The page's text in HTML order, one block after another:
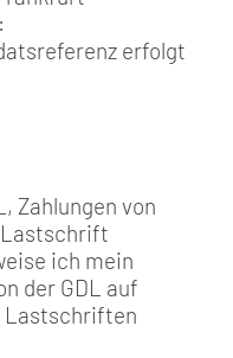
erfolgt
Zahlungen von
ich mein
der GDL auf
Lastschriften